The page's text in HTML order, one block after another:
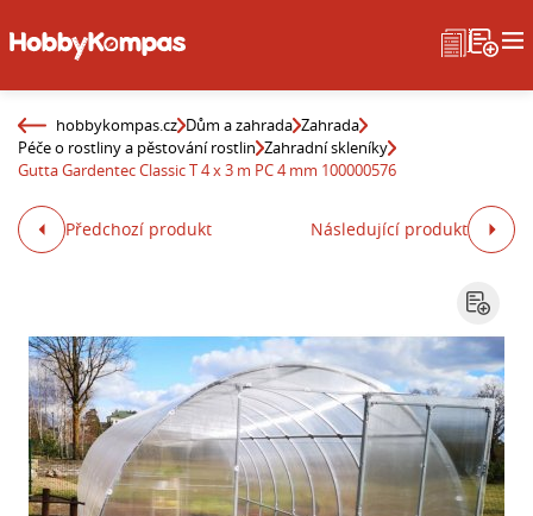
hobbykompas.cz Dům a zahrada Zahrada
Péče o rostliny a pěstování rostlin Zahradní skleníky
Gutta Gardentec Classic T 4 x 3 m PC 4 mm 100000576
Předchozí produkt Následující produkt